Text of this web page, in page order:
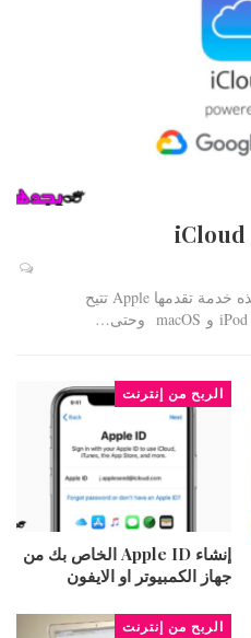
هل سمعت من قبل عن iCloud ؟ هذه خدمة تقدمها Apple تتيح
الربح من إنترنت
إنشاء Apple ID الخاص بك من
جهاز الكمبيوتر او الايفون
الربح من إنترنت